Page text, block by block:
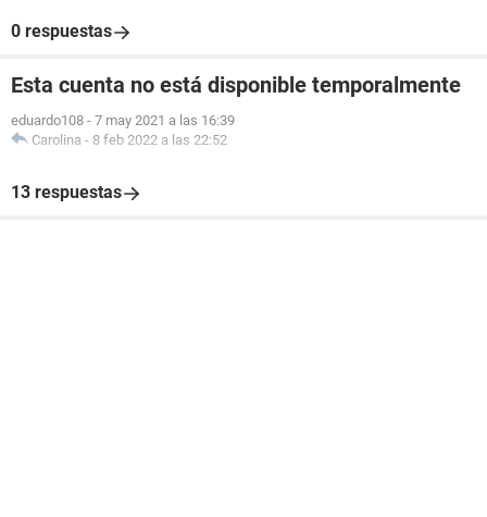
0 respuestas
Esta cuenta no está disponible temporalmente
eduardo108 - 7 may 2021 a las 16:39
Carolina - 8 feb 2022 a las 22:52
13 respuestas